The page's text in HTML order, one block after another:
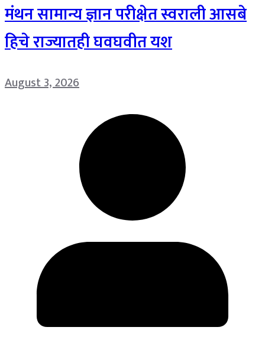
मंथन सामान्य ज्ञान परीक्षेत स्वराली आसबे
हिचे राज्यातही घवघवीत यश
August 3, 2026